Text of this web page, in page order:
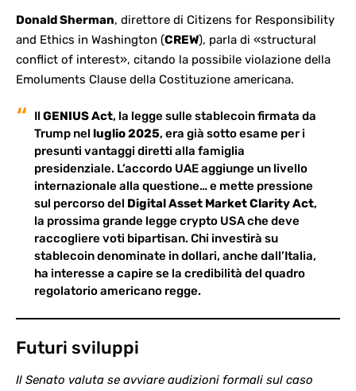
Donald Sherman, direttore di Citizens for Responsibility
and Ethics in Washington (CREW), parla di «structural
conflict of interest», citando la possibile violazione della
Emoluments Clause della Costituzione americana.
Il GENIUS Act, la legge sulle stablecoin firmata da
Trump nel luglio 2025, era già sotto esame per i
presunti vantaggi diretti alla famiglia
presidenziale. L’accordo UAE aggiunge un livello
internazionale alla questione… e mette pressione
sul percorso del Digital Asset Market Clarity Act,
la prossima grande legge crypto USA che deve
raccogliere voti bipartisan. Chi investirà su
stablecoin denominate in dollari, anche dall’Italia,
ha interesse a capire se la credibilità del quadro
regolatorio americano regge.
Futuri sviluppi
Il Senato valuta se avviare audizioni formali sul caso